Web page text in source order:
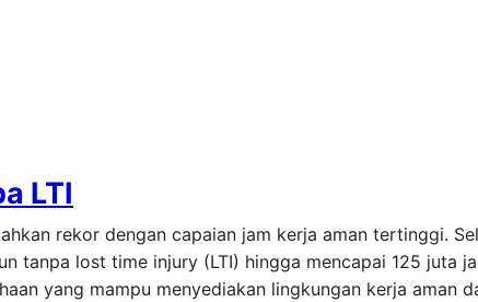
LTI
rekor dengan capaian jam kerja aman tertinggi.
tanpa lost time injury (LTI) hingga mencapai 125 juta
yang mampu menyediakan lingkungan kerja aman